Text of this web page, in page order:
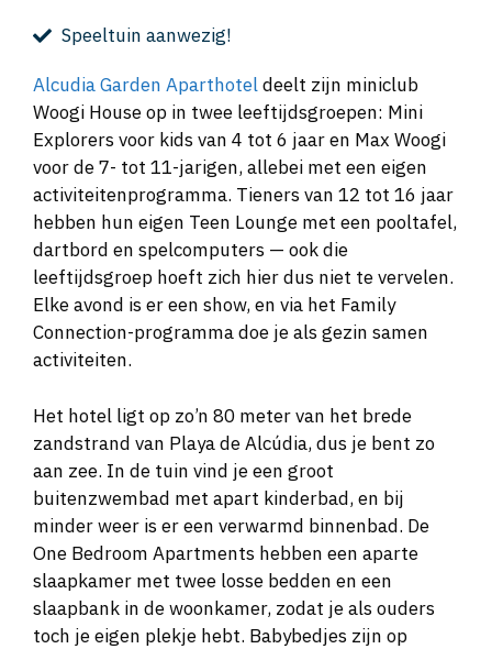
Speeltuin aanwezig!
Alcudia Garden Aparthoteldeelt zijn miniclub
Woogi House op in twee leeftijdsgroepen: Mini
Explorers voor kids van 4 tot 6 jaar en Max Woogi
voor de 7- tot 11-jarigen, allebei met een eigen
activiteitenprogramma. Tieners van 12 tot 16 jaar
hebben hun eigen Teen Lounge met een pooltafel,
dartbord en spelcomputers — ook die
leeftijdsgroep hoeft zich hier dus niet te vervelen.
Elke avond is er een show, en via het Family
Connection-programma doe je als gezin samen
activiteiten.
Het hotel ligt op zo’n 80 meter van het brede
zandstrand van Playa de Alcúdia, dus je bent zo
aan zee. In de tuin vind je een groot
buitenzwembad met apart kinderbad, en bij
minder weer is er een verwarmd binnenbad. De
One Bedroom Apartments hebben een aparte
slaapkamer met twee losse bedden en een
slaapbank in de woonkamer, zodat je als ouders
toch je eigen plekje hebt. Babybedjes zijn op